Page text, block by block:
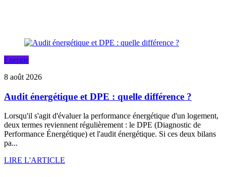
Energie
8 août 2026
Audit énergétique et DPE : quelle différence ?
Lorsqu'il s'agit d'évaluer la performance énergétique d'un logement,
deux termes reviennent régulièrement : le DPE (Diagnostic de
Performance Énergétique) et l'audit énergétique. Si ces deux bilans
pa...
LIRE L'ARTICLE